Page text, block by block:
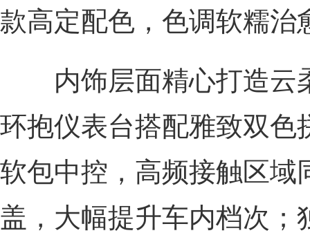
款高定配色，色调软糯治
内饰层面精心打造云
环抱仪表台搭配雅致双色
软包中控，高频接触区域
盖，大幅提升车内档次；